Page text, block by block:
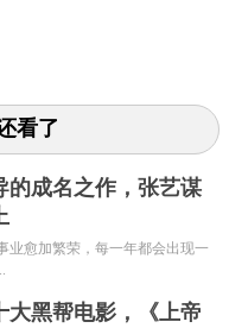
看了
的成名之作，张艺谋
业愈加繁荣，每一年都会出现一
大黑帮电影，《上帝